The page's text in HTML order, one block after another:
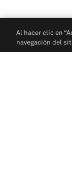
Al hacer clic en
navegación del